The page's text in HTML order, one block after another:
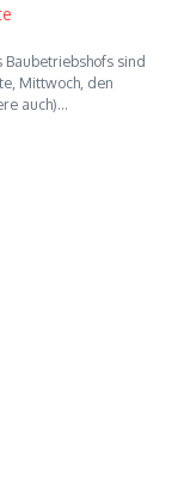
sind
Mittwoch, den
auch)…